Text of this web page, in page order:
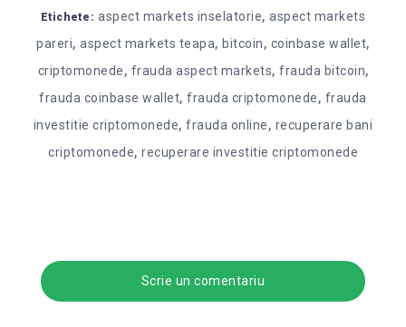
Etichete: aspect markets inselatorie,aspect markets
pareri,aspect markets teapa,bitcoin, coinbase wallet,
criptomonede, frauda aspect markets, frauda bitcoin,
frauda coinbase wallet,frauda criptomonede, frauda
investitie criptomonede,frauda online, recuperare bani
criptomonede, recuperare investitie criptomonede
Scrie un comentariu